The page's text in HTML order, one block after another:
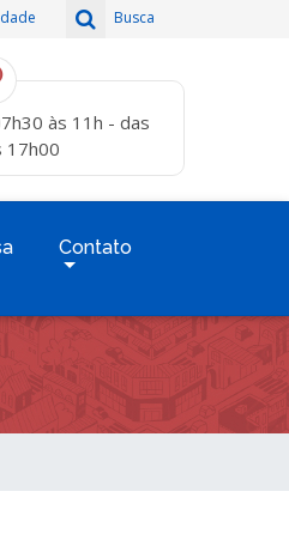
Busca
às 11h - das
17h00
Contato